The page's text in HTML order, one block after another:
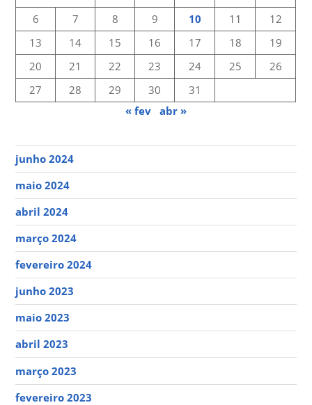
6
7 8 9 10 11
12
13
14 15 16 17 18
19
20
21 22 23 24 25
26
27
28 29 30
31
« fev abr »
junho 2024
maio 2024
abril 2024
março 2024
fevereiro 2024
junho 2023
maio 2023
abril 2023
março 2023
fevereiro 2023